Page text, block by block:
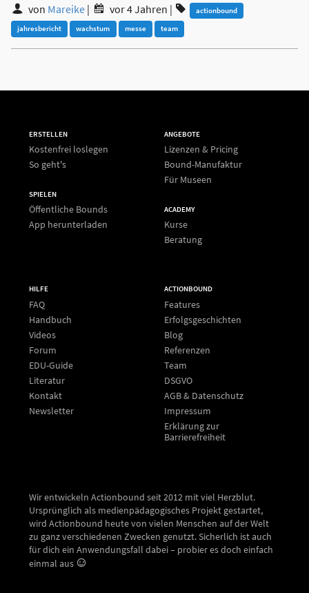
von Mareike | vor 4 Jahren |
actionbound
jahresbericht
wachstum messe team
ERSTELLEN
Kostenfrei loslegen
So geht's
SPIELEN
Öffentliche Bounds
App herunterladen
ANGEBOTE
Lizenzen & Pricing
Bound-Manufaktur
Für Museen
ACADEMY
Kurse
Beratung
HILFE
FAQ
Handbuch
Videos
Forum
EDU-Guide
Literatur
Kontakt
Newsletter
ACTIONBOUND
Features
Erfolgsgeschichten
Blog
Referenzen
Team
DSGVO
AGB & Datenschutz
Impressum
Erklärung zur
Barrierefreiheit
Wir entwickeln Actionbound seit 2012 mit viel Herzblut.
Ursprünglich als medienpädagogisches Projekt gestartet,
wird Actionbound heute von vielen Menschen auf der Welt
zu ganz verschiedenen Zwecken genutzt. Sicherlich ist auch
für dich ein Anwendungsfall dabei – probier es doch einfach
einmal aus